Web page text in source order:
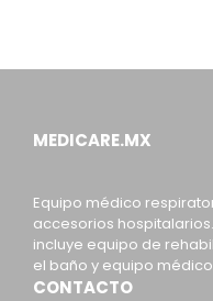
MEDICARE.MX
Equipo médico
accesorios
incluye equipo de
el baño y equipo
CONTACTO